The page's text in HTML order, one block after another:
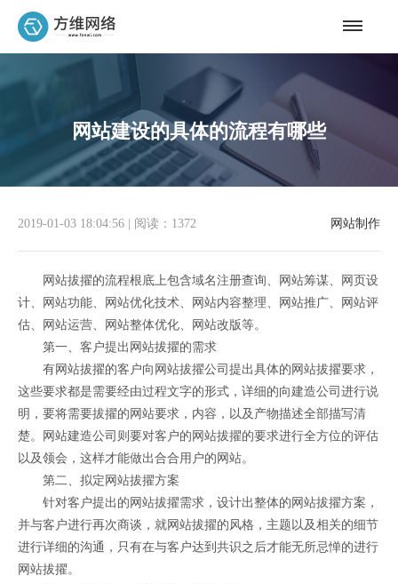
网站建设的具体的流程有哪些
网站制作
2019-01-03 18:04:56 阅读：1372
网站拔擢的流程根底上包含域名注册查询、网站筹谋、网页设
计、网站功能、网站优化技术、网站内容整理、网站推广、网站评
估、网站运营、网站整体优化、网站改版等。
第一、客户提出网站拔擢的需求
有网站拔擢的客户向网站拔擢公司提出具体的网站拔擢要求，
这些要求都是需要经由过程文字的形式，详细的向建造公司进行说
明，要将需要拔擢的网站要求，内容，以及产物描述全部描写清
楚。网站建造公司则要对客户的网站拔擢的要求进行全方位的评估
以及领会，这样才能做出合合用户的网站。
第二、拟定网站拔擢方案
针对客户提出的网站拔擢需求，设计出整体的网站拔擢方案，
并与客户进行再次商谈，就网站拔擢的风格，主题以及相关的细节
进行详细的沟通，只有在与客户达到共识之后才能无所忌惮的进行
网站拔擢。